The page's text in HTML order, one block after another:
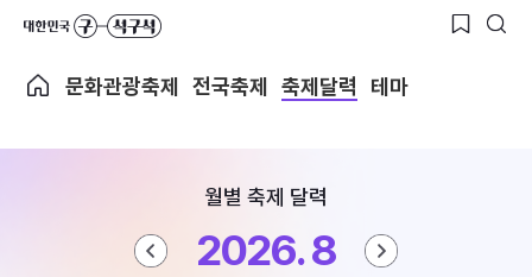
문화관광축제 전국축제 축제달력 테마
월별 축제 달력
2026. 8